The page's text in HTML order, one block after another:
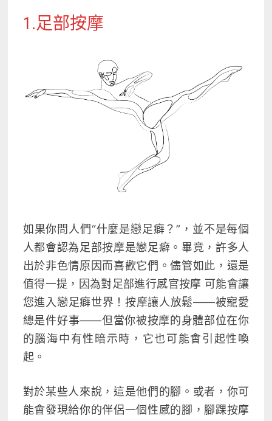
1.足部按摩
如果你問人們“什麼是戀足癖？”，並不是每個
人都會認為足部按摩是戀足癖。畢竟，許多人
出於非色情原因而喜歡它們。儘管如此，還是
值得一提，因為對足部進行感官按摩 可能會讓
您進入戀足癖世界！按摩讓人放鬆——被寵愛
總是件好事——但當你被按摩的身體部位在你
的腦海中有性暗示時，它也可能會引起性喚
起。
對於某些人來說，這是他們的腳。或者，你可
能會發現給你的伴侶一個性感的腳，腳踝按摩